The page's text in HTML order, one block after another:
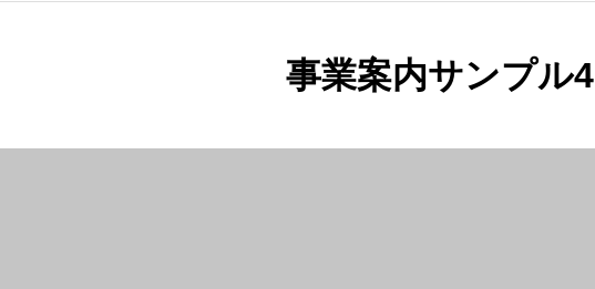
事業案内サンプル4